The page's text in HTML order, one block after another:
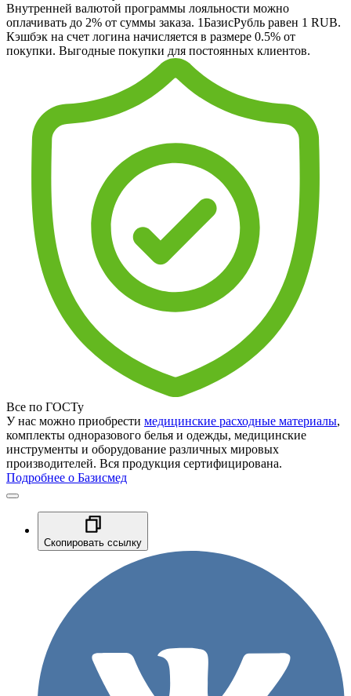
Внутренней валютой программы лояльности можно
оплачивать до 2% от суммы заказа. 1БазисРубль равен 1 RUB.
Кэшбэк на счет логина начисляется в размере 0.5% от
покупки. Выгодные покупки для постоянных клиентов.
Все по ГОСТу
У нас можно приобрести медицинские расходные материалы,
комплекты одноразового белья и одежды, медицинские
инструменты и оборудование различных мировых
производителей. Вся продукция сертифицирована.
Подробнее о Базисмед
Скопировать ссылку